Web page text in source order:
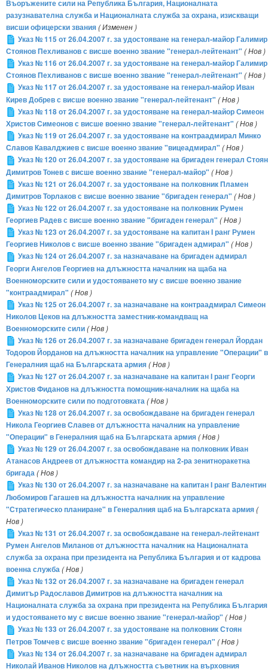
Въоръжените сили на Република България, Националната
разузнавателна служба и Националната служба за охрана, изискващи
висши офицерски звания( Изменен )
Указ № 115 от 26.04.2007 г. за удостояване на генерал-майор Галимир
Стоянов Пехливанов с висше военно звание "генерал-лейтенант" ( Нов )
Указ № 116 от 26.04.2007 г. за удостояване на генерал-майор Галимир
Стоянов Пехливанов с висше военно звание "генерал-лейтенант" ( Нов )
Указ № 117 от 26.04.2007 г. за удостояване на генерал-майор Иван
Кирев Добрев с висше военно звание "генерал-лейтенант" ( Нов )
Указ № 118 от 26.04.2007 г. за удостояване на генерал-майор Симеон
Христов Симеонов с висше военно звание "генерал-лейтенант" ( Нов )
Указ № 119 от 26.04.2007 г. за удостояване на контраадмирал Минко
Славов Кавалджиев с висше военно звание "вицеадмирал" ( Нов )
Указ № 120 от 26.04.2007 г. за удостояване на бригаден генерал Стоян
Димитров Тонев с висше военно звание "генерал-майор" ( Нов )
Указ № 121 от 26.04.2007 г. за удостояване на полковник Пламен
Димитров Торлаков с висше военно звание "бригаден генерал" ( Нов )
Указ № 122 от 26.04.2007 г. за удостояване на полковник Румен
Георгиев Радев с висше военно звание "бригаден генерал" ( Нов )
Указ № 123 от 26.04.2007 г. за удостояване на капитан I ранг Румен
Георгиев Николов с висше военно звание "бригаден адмирал" ( Нов )
Указ № 124 от 26.04.2007 г. за назначаване на бригаден адмирал
Георги Ангелов Георгиев на длъжността началник на щаба на
Военноморските сили и удостояването му с висше военно звание
"контраадмирал" ( Нов )
Указ № 125 от 26.04.2007 г. за назначаване на контраадмирал Симеон
Николов Цеков на длъжността заместник-командващ на
Военноморските сили( Нов )
Указ № 126 от 26.04.2007 г. за назначаване бригаден генерал Йордан
Тодоров Йорданов на длъжността началник на управление "Операции" в
Генералния щаб на Българската армия( Нов )
Указ № 127 от 26.04.2007 г. за назначаване на капитан I ранг Георги
Христов Фиданов на длъжността помощник-началник на щаба на
Военноморските сили по подготовката( Нов )
Указ № 128 от 26.04.2007 г. за освобождаване на бригаден генерал
Никола Георгиев Славев от длъжността началник на управление
"Операции" в Генералния щаб на Българската армия( Нов )
Указ № 129 от 26.04.2007 г. за освобождаване на полковник Иван
Атанасов Андреев от длъжността командир на 2-ра зенитноракетна
бригада( Нов )
Указ № 130 от 26.04.2007 г. за назначаване на капитан I ранг Валентин
Любомиров Гагашев на длъжността началник на управление
"Стратегическо планиране" в Генералния щаб на Българската армия(
Нов )
Указ № 131 от 26.04.2007 г. за освобождаване на генерал-лейтенант
Румен Ангелов Миланов от длъжността началник на Националната
служба за охрана при президента на Република България и от кадрова
военна служба( Нов )
Указ № 132 от 26.04.2007 г. за назначаване на бригаден генерал
Димитър Радославов Димитров на длъжността началник на
Националната служба за охрана при президента на Република България
и удостояването му с висше военно звание "генерал-майор" ( Нов )
Указ № 133 от 26.04.2007 г. за удостояване на полковник Стоян
Петров Томчев с висше военно звание "бригаден генерал" ( Нов )
Указ № 134 от 26.04.2007 г. за назначаване на бригаден адмирал
Николай Иванов Николов на длъжността съветник на върховния